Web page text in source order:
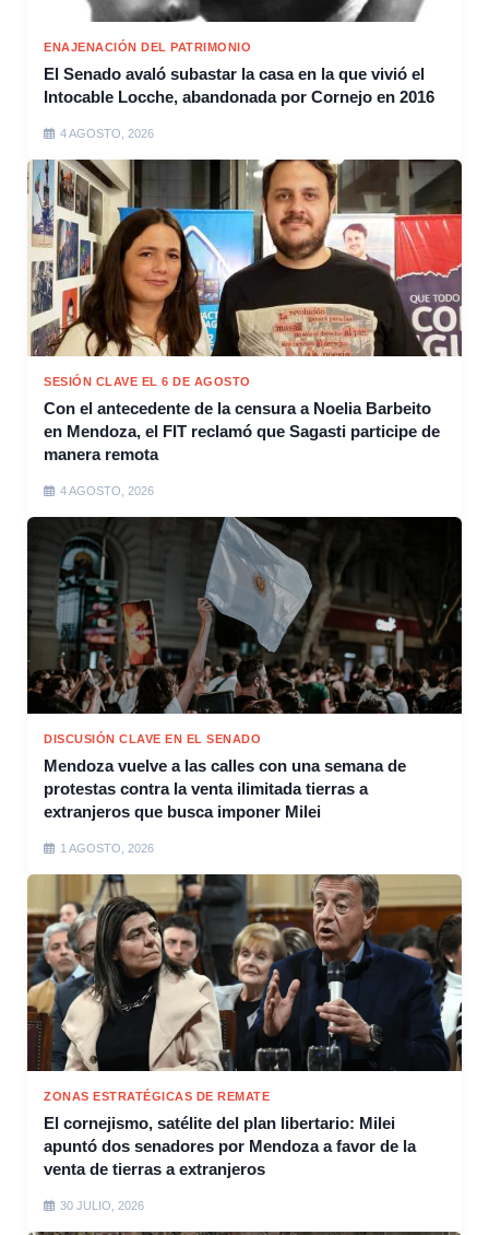
ENAJENACIÓN DEL PATRIMONIO
El Senado avaló subastar la casa en la que vivió el
Intocable Locche, abandonada por Cornejo en 2016
4 AGOSTO, 2026
SESIÓN CLAVE EL 6 DE AGOSTO
Con el antecedente de la censura a Noelia Barbeito
en Mendoza, el FIT reclamó que Sagasti participe de
manera remota
4 AGOSTO, 2026
DISCUSIÓN CLAVE EN EL SENADO
Mendoza vuelve a las calles con una semana de
protestas contra la venta ilimitada tierras a
extranjeros que busca imponer Milei
1 AGOSTO, 2026
ZONAS ESTRATÉGICAS DE REMATE
El cornejismo, satélite del plan libertario: Milei
apuntó dos senadores por Mendoza a favor de la
venta de tierras a extranjeros
30 JULIO, 2026